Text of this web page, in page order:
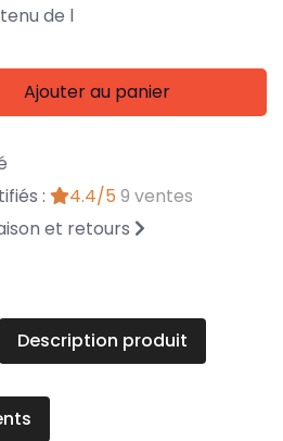
de l
Ajouter au panier
:
4.4/5 9 ventes
et retours
Description produit